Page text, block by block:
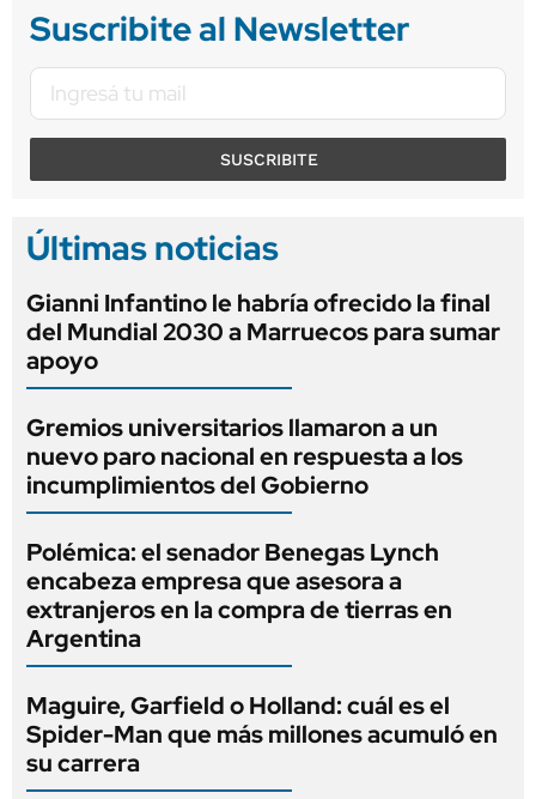
Suscribite al Newsletter
SUSCRIBITE
Últimas noticias
Gianni Infantino le habría ofrecido la final
del Mundial 2030 a Marruecos para sumar
apoyo
Gremios universitarios llamaron a un
nuevo paro nacional en respuesta a los
incumplimientos del Gobierno
Polémica: el senador Benegas Lynch
encabeza empresa que asesora a
extranjeros en la compra de tierras en
Argentina
Maguire, Garfield o Holland: cuál es el
Spider-Man que más millones acumuló en
su carrera